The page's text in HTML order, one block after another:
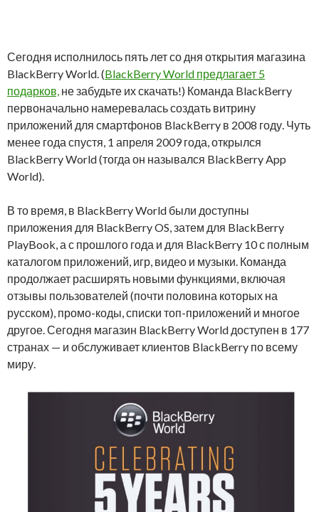
Сегодня исполнилось пять лет со дня открытия магазина
BlackBerry World. (BlackBerry World предлагает 5
подарков, не забудьте их скачать!) Команда BlackBerry
первоначально намеревалась создать витрину
приложений для смартфонов BlackBerry в 2008 году. Чуть
менее года спустя, 1 апреля 2009 года, открылся
BlackBerry World (тогда он назывался BlackBerry App
World).
В то время, в BlackBerry World были доступны
приложения для BlackBerry OS, затем для BlackBerry
PlayBook, а с прошлого года и для BlackBerry 10 с полным
каталогом приложений, игр, видео и музыки. Команда
продолжает расширять новыми функциями, включая
отзывы пользователей (почти половина которых на
русском), промо-коды, списки топ-приложений и многое
другое. Сегодня магазин BlackBerry World доступен в 177
странах — и обслуживает клиентов BlackBerry по всему
миру.